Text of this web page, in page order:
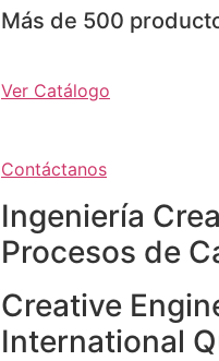
Más de 500
Ver Catálogo
Contáctanos
Ingeniería
Procesos de
Creative
International